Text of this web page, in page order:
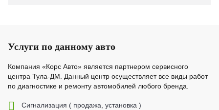
Услуги по данному авто
Компания «Корс Авто» является партнером сервисного
центра Тула-ДМ. Данный центр осуществляет все виды работ
по диагностике и ремонту автомобилей любого бренда.
Cигнализация ( продажа, установка )